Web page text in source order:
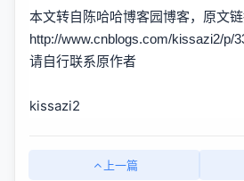
本文转自陈哈哈博客园博客，原文
http://www.cnblogs.com/kissazi2/p/
请自行联系原作者
kissazi2
上一篇